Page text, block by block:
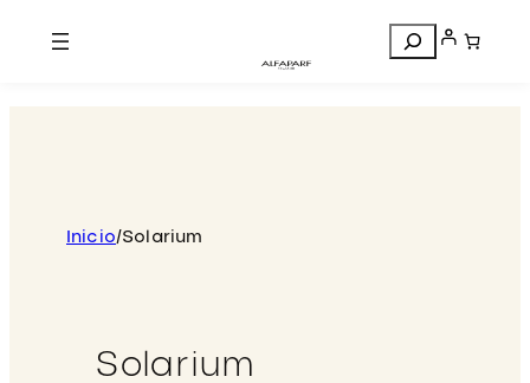
Search
Inicio/Solarium
Solarium